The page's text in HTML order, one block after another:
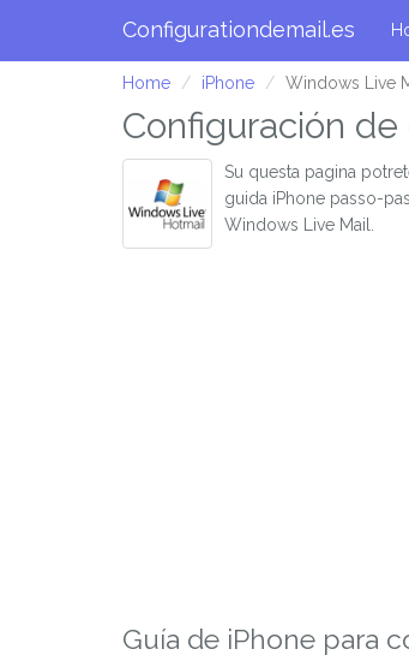
Configurationdemail.es
Home iPhone Windows Live
Configuración
Su questa pagina
guida iPhone passo-
Windows Live Mail.
Guía de iPhone para